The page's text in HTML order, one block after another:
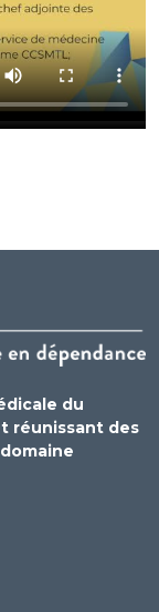
du
réunissant des